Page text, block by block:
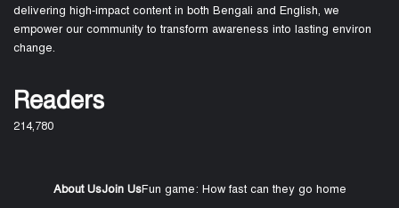
delivering high-impact content in both Bengali and English, we
empower our community to transform awareness into lasting environ
change.
Readers
214,780
About UsJoin UsFun game: How fast can they go home